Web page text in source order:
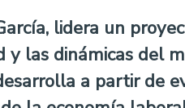
lidera un
y las dinámicas del
a partir de